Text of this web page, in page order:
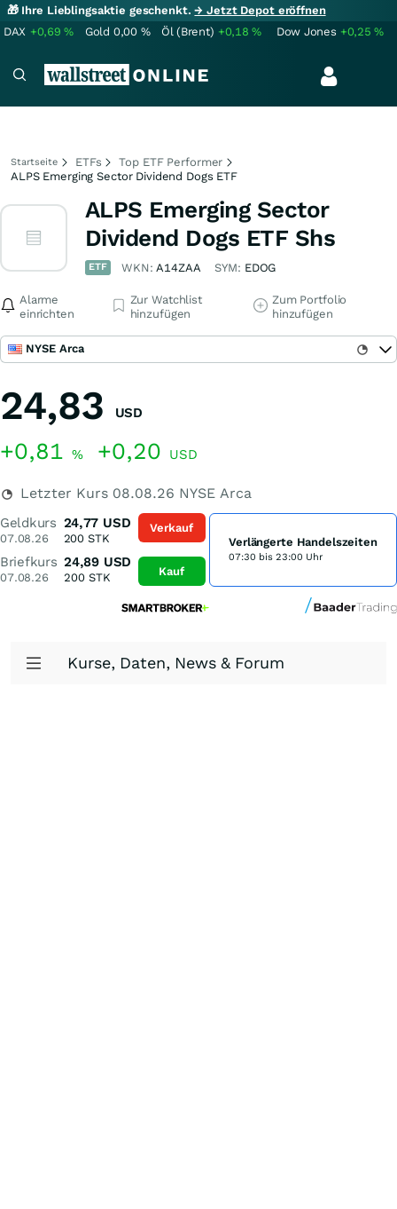
🎁 Ihre Lieblingsaktie geschenkt.→ Jetzt Depot eröffnen
DAX +0,69% Gold 0,00 % Öl (Brent) +0,18% Dow Jones +0,25%
Startseite ETFs
Top ETF Performer
ALPS Emerging Sector Dividend Dogs ETF
ALPS Emerging Sector
Dividend Dogs ETF Shs
ETF WKN:A14ZAA SYM: EDOG
Alarme
einrichten
Zur Watchlist
hinzufügen
Zum Portfolio
hinzufügen
NYSE Arca
24,83 USD
+0,81 % +0,20 USD
Letzter Kurs 08.08.26 NYSE Arca
Geldkurs
07.08.26
24,77 USD
200 STK
Briefkurs
07.08.26
24,89 USD
200STK
Verkauf
Kauf
Verlängerte Handelszeiten
07:30 bis 23:00 Uhr
Kurse, Daten, News & Forum